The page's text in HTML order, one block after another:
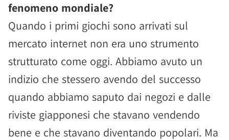
fenomeno mondiale?
Quando i primi giochi sono arrivati sul
mercato internet non era uno strumento
strutturato come oggi. Abbiamo avuto un
indizio che stessero avendo del successo
quando abbiamo saputo dai negozi e dalle
riviste giapponesi che stavano vendendo
bene e che stavano diventando popolari. Ma